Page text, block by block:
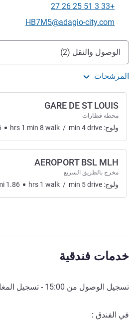
الهاتف
+33 3 51 25 26 27
تواصل معنا عبر البريد الإلكتروني
HB7M5@adagio-city.com
الوصول والتنقل
الوصول والنقل (2)
المرشحات
GARE DE ST LOUIS
محطة قطارات
ولوج: hrs 1 min 8 walk / min 4drive
AEROPORT BSL MLH
مخرج بالطريق السريع
ولوج: 1.86 hrs 1 walk / min 5drive
خدمات فندقية
تسجيل الوصول من 15:00 - تسجيل
في الفندق